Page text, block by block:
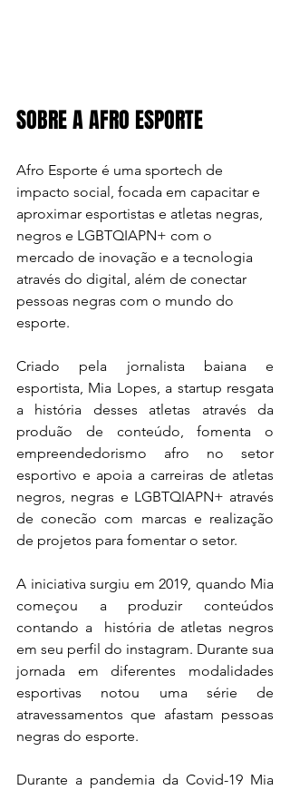
SOBRE A AFRO ESPORTE
Afro Esporte é uma sportech de
impacto social, focada em capacitar e
aproximar esportistas e atletas negras,
negros e LGBTQIAPN+ com o
mercado de inovação e a tecnologia
através do digital, além de conectar
pessoas negras com o mundo do
esporte.
Criado pela jornalista baiana e
esportista, Mia Lopes, a startup resgata
a história desses atletas através da
produão de conteúdo, fomenta o
empreendedorismo afro no setor
esportivo e apoia a carreiras de atletas
negros, negras e LGBTQIAPN+ através
de conecão com marcas e realização
de projetos para fomentar o setor.
A iniciativa surgiu em
começou a produzir conteúdos
contando a  história de atletas negros
em seu perfil do instagram. Durante sua
jornada em diferentes modalidades
esportivas notou uma série de
atravessamentos que afastam pessoas
negras do esporte.
Durante a pandemia da Covid-19 Mia